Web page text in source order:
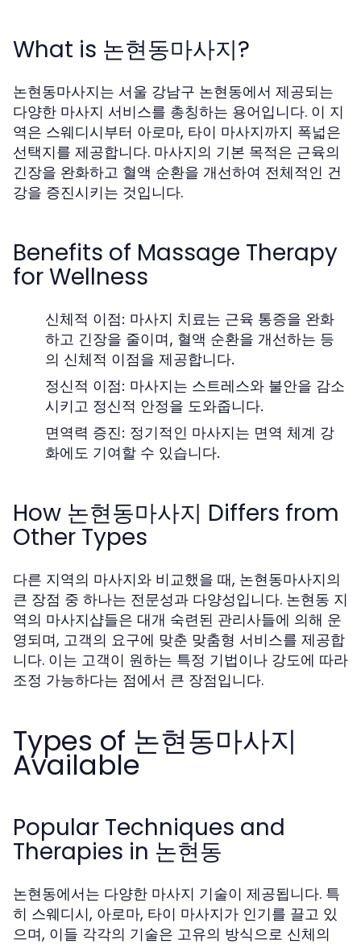
What is 논현동마사지?
논현동마사지는 서울 강남구 논현동에서 제공되는
다양한 마사지 서비스를 총칭하는 용어입니다. 이 지
역은 스웨디시부터 아로마, 타이 마사지까지 폭넓은
선택지를 제공합니다. 마사지의 기본 목적은 근육의
긴장을 완화하고 혈액 순환을 개선하여 전체적인 건
강을 증진시키는 것입니다.
Benefits of Massage Therapy
for Wellness
신체적 이점: 마사지 치료는 근육 통증을 완화
하고 긴장을 줄이며, 혈액 순환을 개선하는 등
의 신체적 이점을 제공합니다.
정신적 이점: 마사지는 스트레스와 불안을 감소
시키고 정신적 안정을 도와줍니다.
면역력 증진: 정기적인 마사지는 면역 체계 강
화에도 기여할 수 있습니다.
How 논현동마사지 Differs from
Other Types
다른 지역의 마사지와 비교했을 때, 논현동마사지의
큰 장점 중 하나는 전문성과 다양성입니다. 논현동 지
역의 마사지샵들은 대개 숙련된 관리사들에 의해 운
영되며, 고객의 요구에 맞춘 맞춤형 서비스를 제공합
니다. 이는 고객이 원하는 특정 기법이나 강도에 따라
조정 가능하다는 점에서 큰 장점입니다.
Types of 논현동마사지
Available
Popular Techniques and
Therapies in 논현동
논현동에서는 다양한 마사지 기술이 제공됩니다. 특
히 스웨디시, 아로마, 타이 마사지가 인기를 끌고 있
으며, 이들 각각의 기술은 고유의 방식으로 신체의